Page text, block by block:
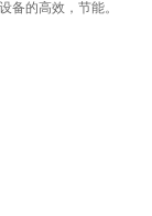
备的高效，节能。